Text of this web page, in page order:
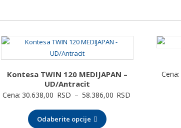
Kontesa TWIN 120 MEDIJAPAN –
UD/Antracit
Cena: 30.638,00 RSD – 58.386,00 RSD
Odaberite opcije
Cena: